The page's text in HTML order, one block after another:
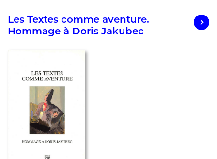
Les Textes comme aventure.
Hommage à Doris Jakubec